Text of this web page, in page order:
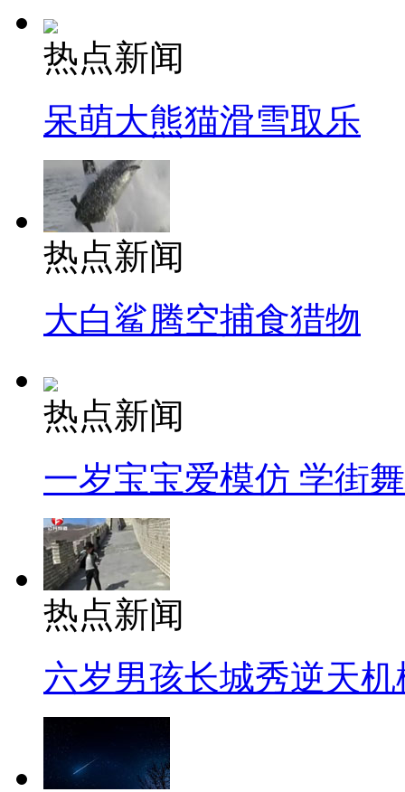
热点新闻
呆萌大熊猫滑雪取乐
热点新闻
大白鲨腾空捕食猎物
热点新闻
一岁宝宝爱模仿 学街
热点新闻
六岁男孩长城秀逆天机